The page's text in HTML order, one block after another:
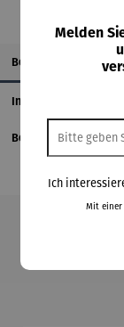
Beschreibung
Informationen zum
Bewertungen
Produktgalerie
Melden
Ich
Mit